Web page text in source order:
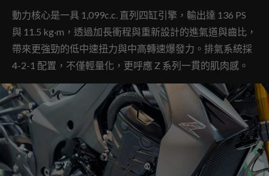
動力核心是一具 1,099c.c. 直列四缸引擎，輸出達 136 PS
與 11.5 kg·m，透過加長衝程與重新設計的進氣道與齒比，
帶來更強勁的低中速扭力與中高轉速爆發力。排氣系統採
4-2-1 配置，不僅輕量化，更呼應 Z 系列一貫的肌肉感。